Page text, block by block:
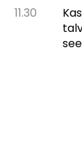
11.30